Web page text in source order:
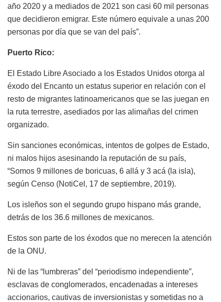
año 2020 y a mediados de 2021 son casi 60 mil personas
que decidieron emigrar. Este número equivale a unas 200
personas por día que se van del país”.
Puerto Rico:
El Estado Libre Asociado a los Estados Unidos otorga al
éxodo del Encanto un estatus superior en relación con el
resto de migrantes latinoamericanos que se las juegan en
la ruta terrestre, asediados por las alimañas del crimen
organizado.
Sin sanciones económicas, intentos de golpes de Estado,
ni malos hijos asesinando la reputación de su país,
“Somos 9 millones de boricuas, 6 allá y 3 acá (la isla),
según Censo (NotiCel, 17 de septiembre, 2019).
Los isleños son el segundo grupo hispano más grande,
detrás de los 36.6 millones de mexicanos.
Estos son parte de los éxodos que no merecen la atención
de la ONU.
Ni de las “lumbreras” del “periodismo independiente”,
esclavas de conglomerados, encadenadas a intereses
accionarios, cautivas de inversionistas y sometidas no a